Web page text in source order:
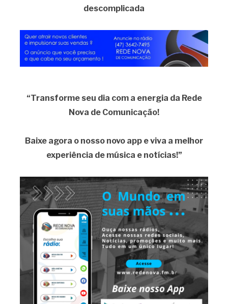
descomplicada
“Transforme seu dia com a energia da Rede
Nova de Comunicação!
Baixe agora o nosso novo app e viva a melhor
experiência de música e notícias!”